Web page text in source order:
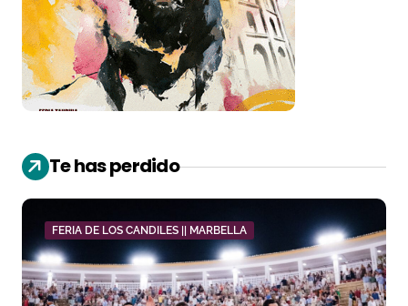
Te has perdido
FERIA DE LOS CANDILES || MARBELLA